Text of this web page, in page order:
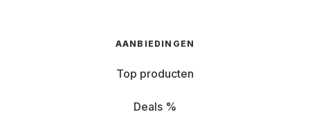
AANBIEDINGEN
Top producten
Deals %